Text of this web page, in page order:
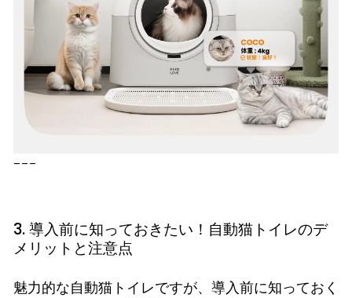
---
3. 導入前に知っておきたい！自動猫トイレのデ
メリットと注意点
魅力的な自動猫トイレですが、導入前に知っておく